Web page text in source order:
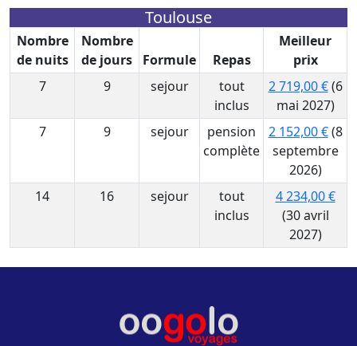
Toulouse
Nombre
de nuits
Nombre
de jours
Formule Repas
Meilleur
prix
7
9 sejour
tout
inclus
2 719,00 €(6
mai 2027)
7
9 sejour
pension
complète
2 152,00 €(8
septembre
2026)
14
16 sejour
tout
inclus
4 234,00 €
(30 avril
2027)